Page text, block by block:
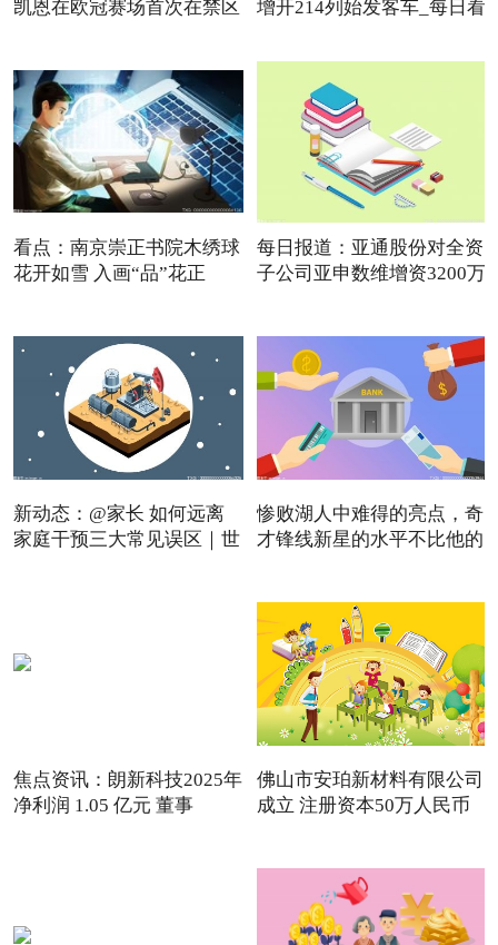
凯恩在欧冠赛场首次在禁区
增开214列始发客车_每日看
看点：南京崇正书院木绣球
花开如雪 入画“品”花正
每日报道：亚通股份对全资
子公司亚申数维增资3200万
新动态：@家长 如何远离
家庭干预三大常见误区｜世
惨败湖人中难得的亮点，奇
才锋线新星的水平不比他的
焦点资讯：朗新科技2025年
净利润 1.05 亿元 董事
佛山市安珀新材料有限公司
成立 注册资本50万人民币